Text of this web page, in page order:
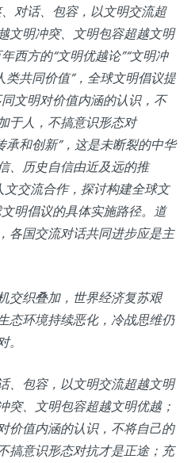
对话、包容，以文明交流超
文明冲突、文明包容超越文明
西方的“文明优越论”“文明冲
类共同价值”，全球文明倡议提
文明对价值内涵的认识，不
于人，不搞意识形态对
承和创新”，这是未断裂的中华
、历史自信由近及远的推
交流合作，探讨构建全球文
明倡议的具体实施路径。道
各国交流对话共同进步应是主
交织叠加，世界经济复苏艰
态环境持续恶化，冷战思维仍
、包容，以文明交流超越文明
突、文明包容超越文明优越；
价值内涵的认识，不将自己的
搞意识形态对抗才是正途；充